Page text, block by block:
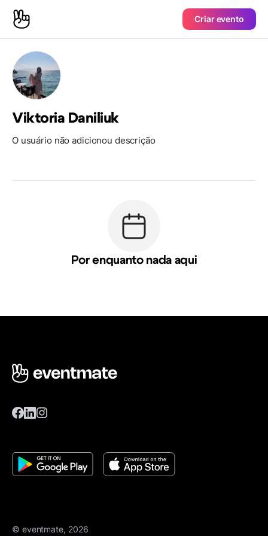
Criar evento
Viktoria Daniliuk
O usuário não adicionou descrição
Por enquanto nada aqui
© eventmate, 2026